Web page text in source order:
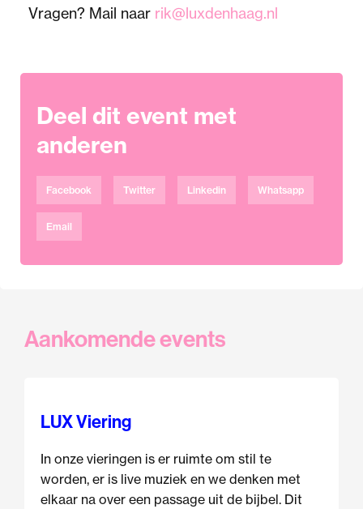
Vragen? Mail naar rik@luxdenhaag.nl
Deel dit event met
anderen
Facebook Twitter Linkedin Whatsapp
Email
Aankomende events
LUX Viering
In onze vieringen is er ruimte om stil te
worden, er is live muziek en we denken met
elkaar na over een passage uit de bijbel. Dit